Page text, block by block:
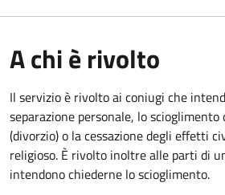
A chi è rivolto
Il servizio è rivolto ai coniugi che
separazione personale, lo
(divorzio) o la cessazione degli effetti
religioso. È rivolto inoltre alle parti di
intendono chiederne lo scioglimento.